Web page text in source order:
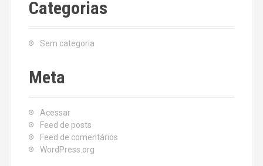
Categorias
Sem categoria
Meta
Acessar
Feed de posts
Feed de comentários
WordPress.org